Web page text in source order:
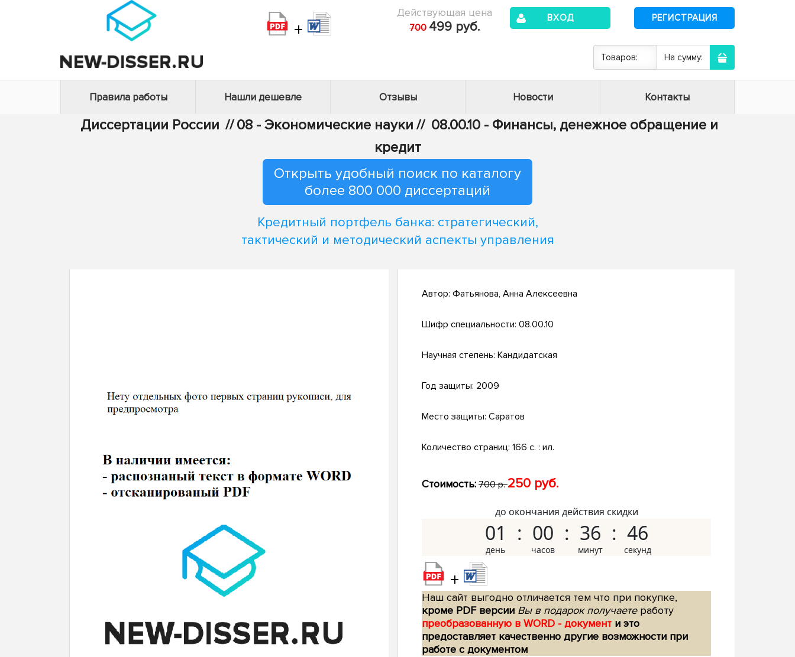
+
Действующая цена
700 499 руб.
ВХОД РЕГИСТРАЦИЯ
Товаров: На сумму:
Правила работы Нашли дешевле Отзывы Новости Контакты
Диссертации России // 08 - Экономические науки // 08.00.10 - Финансы, денежное обращение и
кредит
Открыть удобный поиск по каталогу
более 800 000 диссертаций
Кредитный портфель банка: стратегический,
тактический и методический аспекты управления
Автор: Фатьянова, Анна Алексеевна
Шифр специальности: 08.00.10
Научная степень: Кандидатская
Год защиты: 2009
Место защиты: Саратов
Количество страниц: 166 с. : ил.
Стоимость: 700 р.250 руб.
до окончания действия скидки
01 00 36 45
+
Наш сайт выгодно отличается тем что при покупке,
кроме PDF версии Вы в подарок получаетеработу
преобразованную в WORD - документ и это
предоставляет качественно другие возможности при
работе с документом